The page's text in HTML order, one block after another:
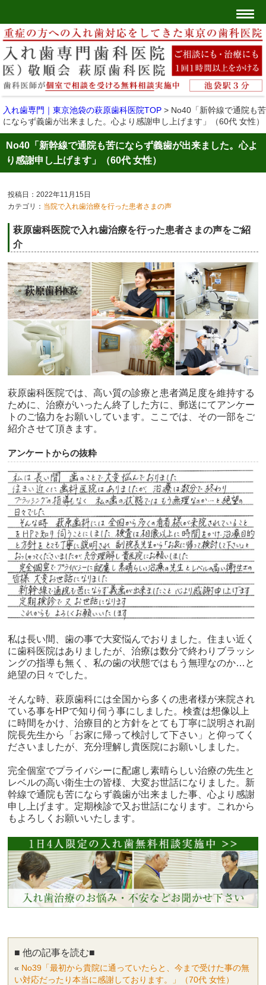
入れ歯専門｜東京池袋の萩原歯科医院TOP > No40「新幹線で通院も苦
にならず義歯が出来ました。心より感謝申し上げます」（60代 女性）
No40「新幹線で通院も苦にならず義歯が出来ました。心よ
り感謝申し上げます」（60代 女性）
投稿日：2022年11月15日
カテゴリ： 当院で入れ歯治療を行った患者さまの声
萩原歯科医院で入れ歯治療を行った患者さまの声をご紹
介
萩原歯科医院では、高い質の診療と患者満足度を維持する
ために、治療がいったん終了した方に、郵送にてアンケー
トのご協力をお願いしています。ここでは、その一部をご
紹介させて頂きます。
アンケートからの抜粋
私は長い間、歯の事で大変悩んでおりました。住まい近く
に歯科医院はありましたが、治療は数分で終わりブラッシ
ングの指導も無く、私の歯の状態ではもう無理なのか…と
絶望の日々でした。
そんな時、萩原歯科には全国から多くの患者様が来院され
ている事をHPで知り伺う事にしました。検査は想像以上
に時間をかけ、治療目的と方針をとても丁寧に説明され副
院長先生から「お家に帰って検討して下さい」と仰ってく
ださいましたが、充分理解し貴医院にお願いしました。
完全個室でプライバシーに配慮し素晴らしい治療の先生と
レベルの高い衛生士の皆様、大変お世話になりました。新
幹線で通院も苦にならず義歯が出来ました事、心より感謝
申し上げます。定期検診で又お世話になります。これから
もよろしくお願いいたします。
■ 他の記事を読む■
« No39「最初から貴院に通っていたらと、今まで受けた事の無
い対応だったり本当に感謝しております。」（70代 女性）